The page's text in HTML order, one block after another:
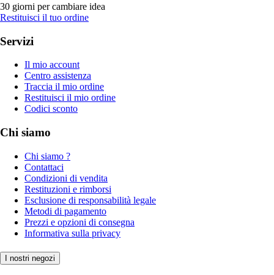
30 giorni per cambiare idea
Restituisci il tuo ordine
Servizi
Il mio account
Centro assistenza
Traccia il mio ordine
Restituisci il mio ordine
Codici sconto
Chi siamo
Chi siamo ?
Contattaci
Condizioni di vendita
Restituzioni e rimborsi
Esclusione di responsabilità legale
Metodi di pagamento
Prezzi e opzioni di consegna
Informativa sulla privacy
I nostri negozi